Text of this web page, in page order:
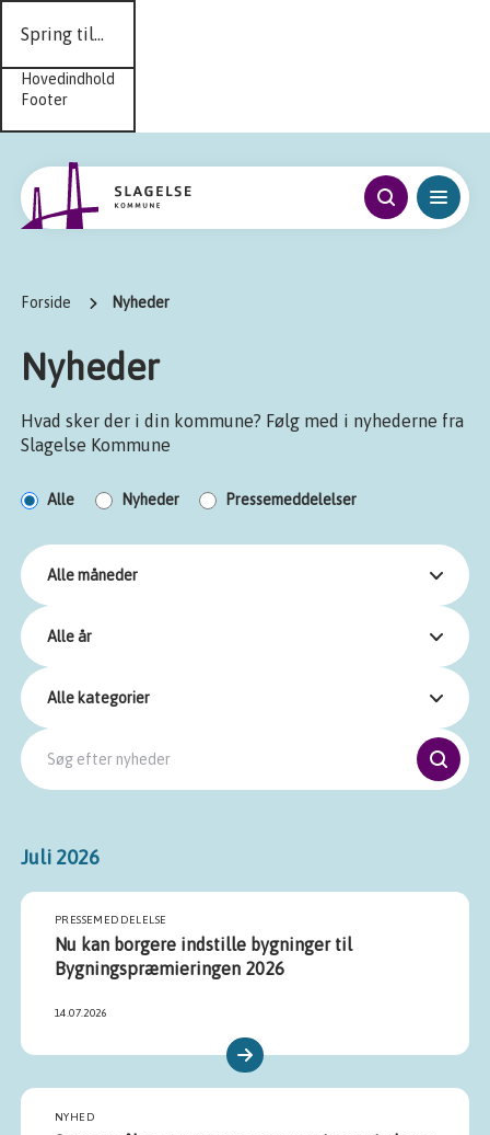
Spring til...
Hovedindhold
Footer
Forside Nyheder
Nyheder
Hvad sker der i din kommune? Følg med i nyhederne fra
Slagelse Kommune
Alle Nyheder Pressemeddelelser
Alle måneder
Alle år
Alle kategorier
Juli 2026
PRESSEMEDDELELSE
Nu kan borgere indstille bygninger til
Bygningspræmieringen 2026
14.07.2026
NYHED